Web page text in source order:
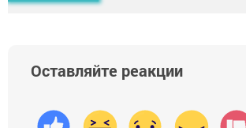
Оставляйте реакции